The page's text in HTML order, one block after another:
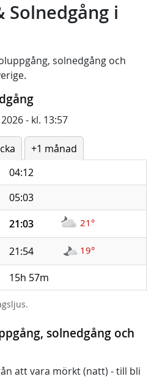
Solnedgång i
, solnedgång och
.
- kl. 13:57
+1 månad
04:12
05:03
21:03 21°
21:54 19°
15h 57m
solnedgång och
att vara mörkt (natt) - till bli